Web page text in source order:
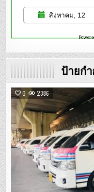
สิงหาคม, 12
ป้ายก
0 2386